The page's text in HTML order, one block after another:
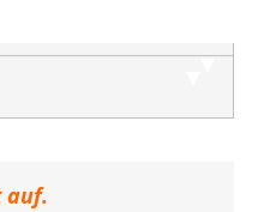
auf.